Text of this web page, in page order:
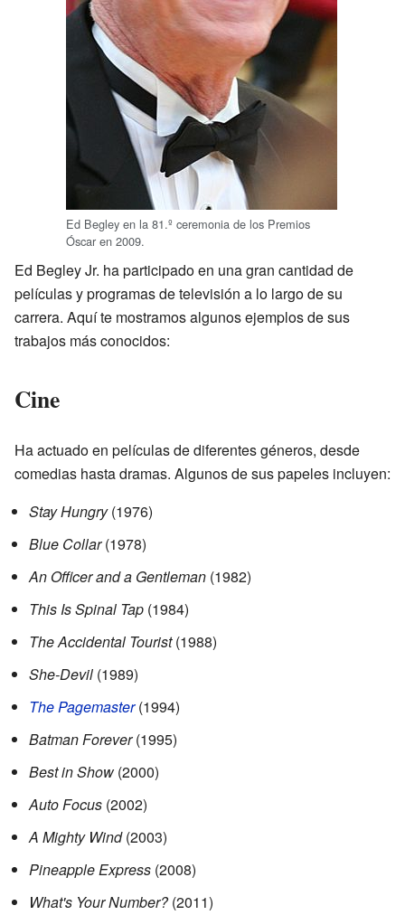
Ed Begley en la 81.º ceremonia de los Premios
Óscar en 2009.
Ed Begley Jr. ha participado en una gran cantidad de
películas y programas de televisión a lo largo de su
carrera. Aquí te mostramos algunos ejemplos de sus
trabajos más conocidos:
Cine
Ha actuado en películas de diferentes géneros, desde
comedias hasta dramas. Algunos de sus papeles incluyen:
Stay Hungry(1976)
Blue Collar(1978)
An Officer and a Gentleman (1982)
This Is Spinal Tap (1984)
The Accidental Tourist(1988)
She-Devil (1989)
The Pagemaster(1994)
Batman Forever(1995)
Best in Show (2000)
Auto Focus (2002)
A Mighty Wind(2003)
Pineapple Express (2008)
What's Your Number?(2011)